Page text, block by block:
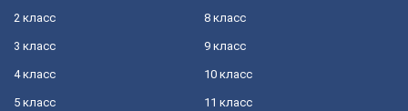
2 класс
3 класс
4 класс
5 класс
8 класс
9 класс
10 класс
11 класс